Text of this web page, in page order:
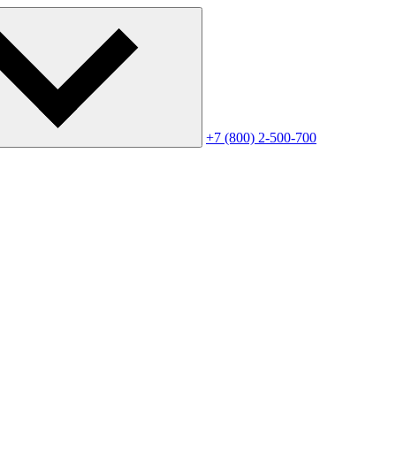
+7 (800) 2-500-700